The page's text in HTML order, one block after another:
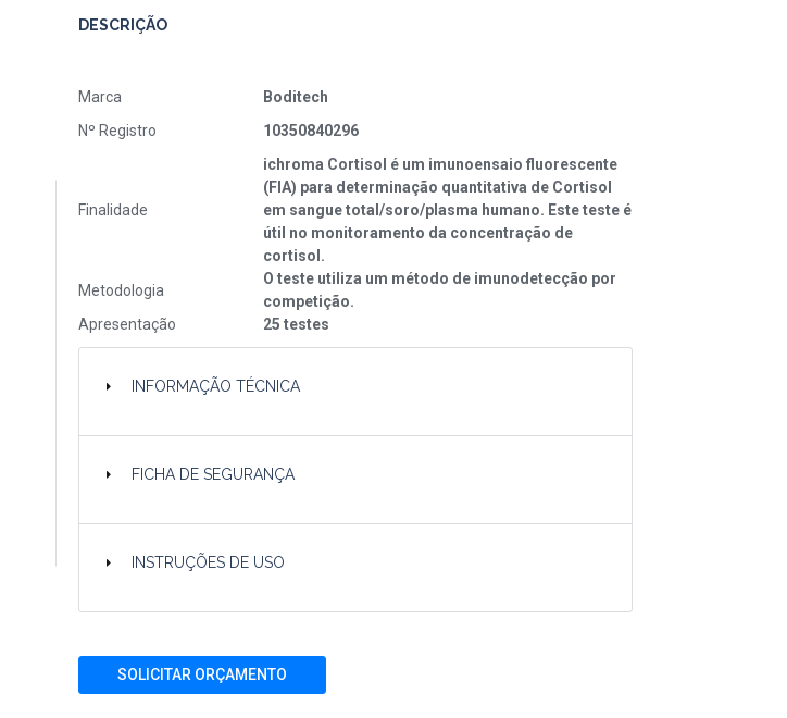
DESCRIÇÃO
Marca
Boditech
Nº Registro
10350840296
Finalidade
ichroma Cortisol é um imunoensaio fluorescente
(FIA) para determinação quantitativa de Cortisol
em sangue total/soro/plasma humano. Este teste é
útil no monitoramento da concentração de
cortisol.
Metodologia
O teste utiliza um método de imunodetecção por
competição.
Apresentação
25 testes
INFORMAÇÃO TÉCNICA
FICHA DE SEGURANÇA
INSTRUÇÕES DE USO
SOLICITAR ORÇAMENTO